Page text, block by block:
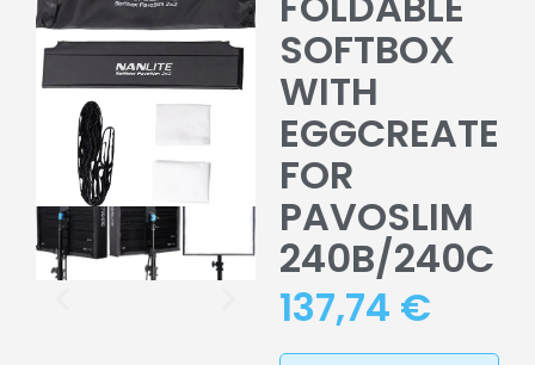
SOFTBOX
WITH
EGGCREATE
FOR
PAVOSLIM
240B/240C
137,74 €